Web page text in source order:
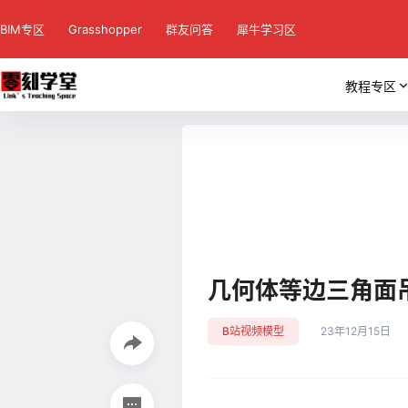
BIM专区 Grasshopper 群友问答 犀牛学习区
教程专区
几何体等边三角
B站视频模型 23年12月15日